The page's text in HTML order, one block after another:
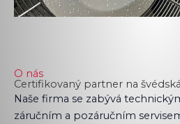
O nás
Certifikovaný partner na
Naše firma se zabývá
záručním a pozáručním